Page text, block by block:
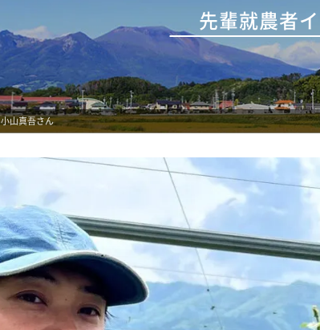
先輩就農者
小山真吾さん